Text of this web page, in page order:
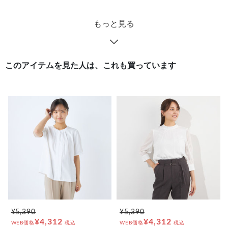
もっと見る
このアイテムを見た人は、これも買っています
¥5,390
WEB価格¥4,312 税込
¥5,390
WEB価格¥4,312 税込